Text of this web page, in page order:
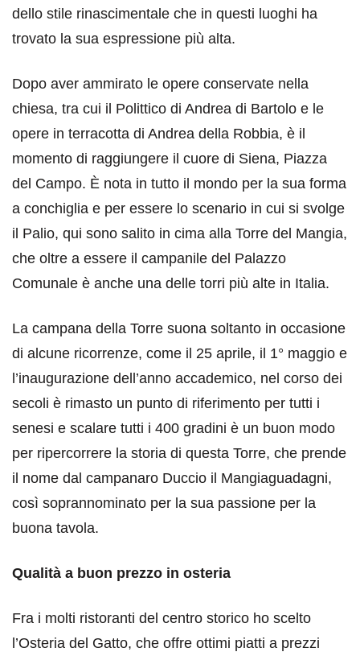
dello stile rinascimentale che in questi luoghi ha
trovato la sua espressione più alta.
Dopo aver ammirato le opere conservate nella
chiesa, tra cui il Polittico di Andrea di Bartolo e le
opere in terracotta di Andrea della Robbia, è il
momento di raggiungere il cuore di Siena, Piazza
del Campo. È nota in tutto il mondo per la sua forma
a conchiglia e per essere lo scenario in cui si svolge
il Palio, qui sono salito in cima alla Torre del Mangia,
che oltre a essere il campanile del Palazzo
Comunale è anche una delle torri più alte in Italia.
La campana della Torre suona soltanto in occasione
di alcune ricorrenze, come il 25 aprile, il 1° maggio e
l’inaugurazione dell’anno accademico, nel corso dei
secoli è rimasto un punto di riferimento per tutti i
senesi e scalare tutti i 400 gradini è un buon modo
per ripercorrere la storia di questa Torre, che prende
il nome dal campanaro Duccio il Mangiaguadagni,
così soprannominato per la sua passione per la
buona tavola.
Qualità a buon prezzo in osteria
Fra i molti ristoranti del centro storico ho scelto
l’Osteria del Gatto, che offre ottimi piatti a prezzi